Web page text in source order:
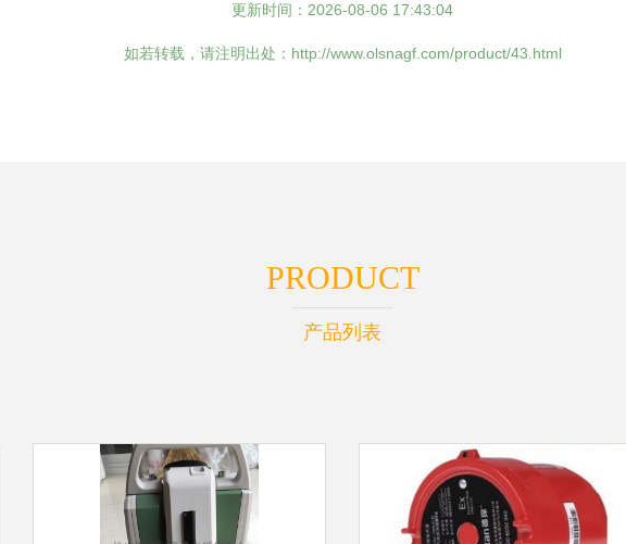
更新时间：2026-08-06 17:43:04
如若转载，请注明出处：http://www.olsnagf.com/product/43.html
PRODUCT
产品列表